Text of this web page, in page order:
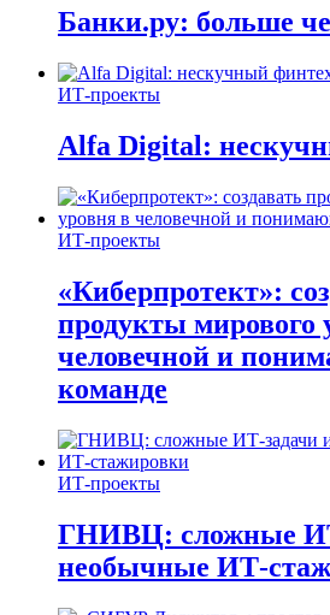
Банки.ру: больше
ИТ-проекты
Alfa Digital:
ИТ-проекты
«Киберпротект»:
продукты мирового
человечной и
команде
ИТ-проекты
ГНИВЦ: сложные
необычные